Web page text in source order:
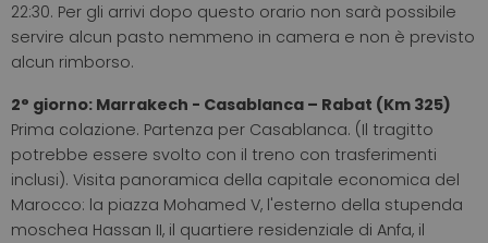
22:30. Per gli arrivi dopo questo orario non sarà possibile
servire alcun pasto nemmeno in camera e non è previsto
alcun rimborso.
2° giorno: Marrakech - Casablanca – Rabat (Km 325)
Prima colazione. Partenza per Casablanca. (Il tragitto
potrebbe essere svolto con il treno con trasferimenti
inclusi). Visita panoramica della capitale economica del
Marocco: la piazza Mohamed V, l'esterno della stupenda
moschea Hassan II, il quartiere residenziale di Anfa, il